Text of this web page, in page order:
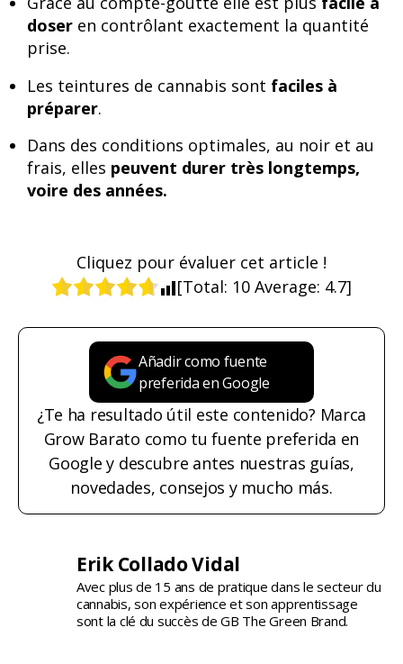
doser en contrôlant exactement la quantité
prise.
Les teintures de cannabis sont faciles à
préparer.
Dans des conditions optimales, au noir et au
frais, elles peuvent durer très longtemps,
voire des années.
Cliquez pour évaluer cet article !
[Total: 10 Average: 4.7]
Añadir como fuente
preferida en Google
¿Te ha resultado útil este contenido? Marca
Grow Barato como tu fuente preferida en
Google y descubre antes nuestras guías,
novedades, consejos y mucho más.
Erik Collado Vidal
Avec plus de 15 ans de pratique dans le secteur du
cannabis, son expérience et son apprentissage
sont la clé du succès de GB The Green Brand.